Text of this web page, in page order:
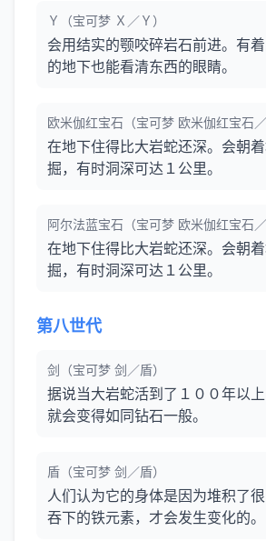
Ｙ（宝可梦 Ｘ／Ｙ）
会用结实的颚咬碎岩石前进。有
的地下也能看清东西的眼睛。
欧米伽红宝石（宝可梦 欧米伽红宝石／
在地下住得比大岩蛇还深。会朝
掘，有时洞深可达１公里。
阿尔法蓝宝石（宝可梦 欧米伽红宝石／
在地下住得比大岩蛇还深。会朝
掘，有时洞深可达１公里。
第八世代
剑（宝可梦 剑／盾）
据说当大岩蛇活到了１００年以
就会变得如同钻石一般。
盾（宝可梦 剑／盾）
人们认为它的身体是因为堆积了
吞下的铁元素，才会发生变化的。